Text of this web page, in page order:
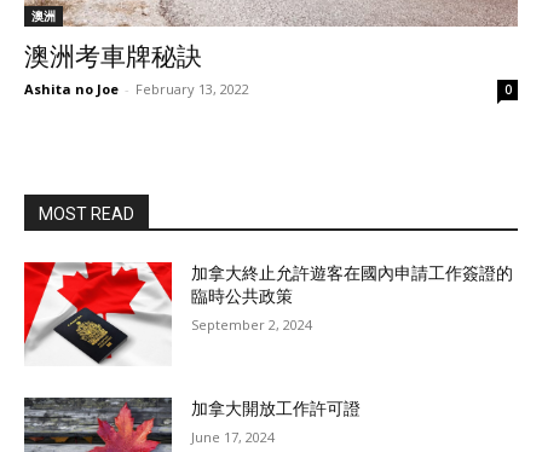
澳洲
澳洲考車牌秘訣
Ashita no Joe - February 13, 2022 0
MOST READ
加拿大終止允許遊客在國內申請工作簽證的
臨時公共政策
September 2, 2024
加拿大開放工作許可證
June 17, 2024